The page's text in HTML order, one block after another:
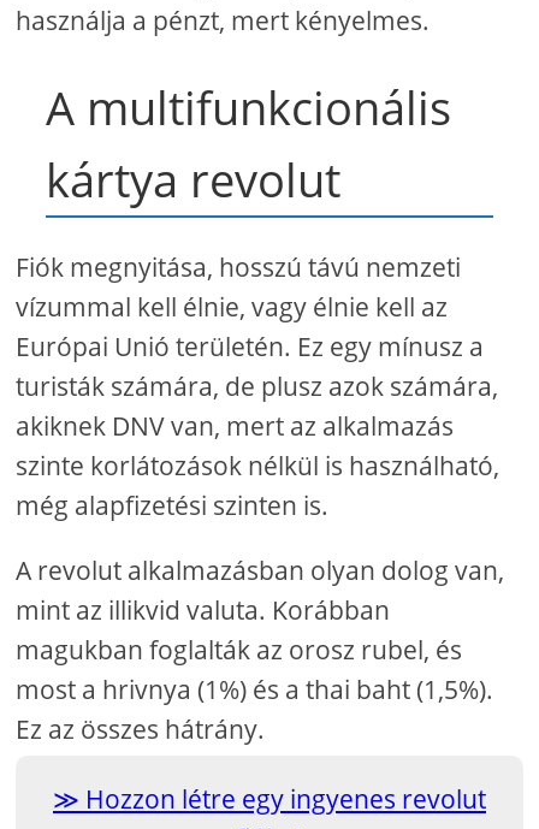
használja a pénzt, mert kényelmes.
A multifunkcionális
kártya revolut
Fiók megnyitása, hosszú távú nemzeti
vízummal kell élnie, vagy élnie kell az
Európai Unió területén. Ez egy mínusz a
turisták számára, de plusz azok számára,
akiknek DNV van, mert az alkalmazás
szinte korlátozások nélkül is használható,
még alapfizetési szinten is.
A revolut alkalmazásban olyan dolog van,
mint az illikvid valuta. Korábban
magukban foglalták az orosz rubel, és
most a hrivnya (1%) és a thai baht (1,5%).
Ez az összes hátrány.
Hozzon létre egy ingyenes revolut